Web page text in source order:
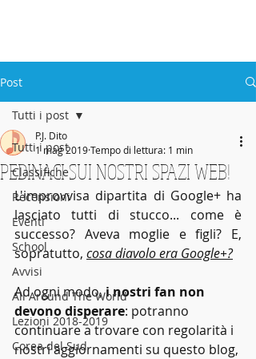
Scuola di
Post
Tutti i post
Classifiche
Recensioni
Eventi
School
Avvisi
All Around The World
Lezioni 2018-2019
Corea del Sud
Tutti i post
PEDINACI SUI NOSTRI SPAZI WEB!
P.J. Dito
1 mag 2019Tempo di lettura: 1 min
L'improvvisa dipartita di Google+ ha
lasciato tutti di stucco... come è
successo? Aveva moglie e figli? E,
sopratutto, cosa diavolo era Google+?
Ad ogni modo, i nostri fan non
devono disperare: potranno
continuare a trovare con regolarità i
nostri aggiornamenti su questo blog,